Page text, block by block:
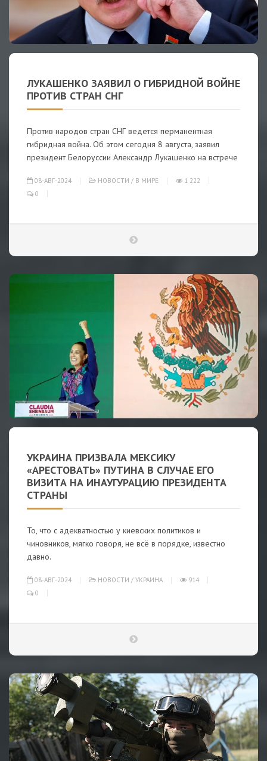
ЛУКАШЕНКО ЗАЯВИЛ О ГИБРИДНОЙ ВОЙНЕ
ПРОТИВ СТРАН СНГ
Против народов стран СНГ ведется перманентная
гибридная война. Об этом сегодня 8 августа, заявил
президент Белоруссии Александр Лукашенко на встрече
08-АВГ-2024 НОВОСТИ / В МИРЕ
1 222
0
УКРАИНА ПРИЗВАЛА МЕКСИКУ
«АРЕСТОВАТЬ» ПУТИНА В СЛУЧАЕ ЕГО
ВИЗИТА НА ИНАУГУРАЦИЮ ПРЕЗИДЕНТА
СТРАНЫ
То, что с адекватностью у киевских политиков и
чиновников, мягко говоря, не всё в порядке, известно
давно.
08-АВГ-2024 НОВОСТИ / УКРАИНА
914
0